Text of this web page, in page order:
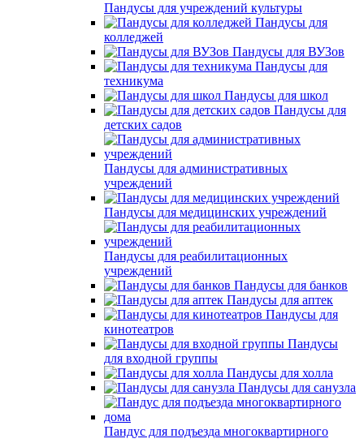
Пандусы для учреждений культуры
Пандусы для
колледжей
Пандусы для ВУЗов
Пандусы для
техникума
Пандусы для школ
Пандусы для
детских садов
Пандусы для административных
учреждений
Пандусы для медицинских учреждений
Пандусы для реабилитационных
учреждений
Пандусы для банков
Пандусы для аптек
Пандусы для
кинотеатров
Пандусы
для входной группы
Пандусы для холла
Пандусы для санузла
Пандус для подъезда многоквартирного